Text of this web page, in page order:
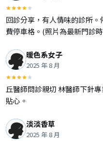
回診分享，有人情味的診所
費停車格。(照片為最新門診
暖色系女子
2025 年 8 月
丘醫師問診親切 林醫師下針
貼心。
淡淡香草
2025 年 8 月